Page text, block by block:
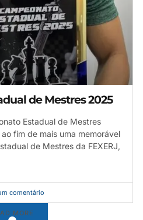
de Mestres 2025
Estadual de Mestres
fim de mais uma memorável
de Mestres da FEXERJ,
comentário
MORE